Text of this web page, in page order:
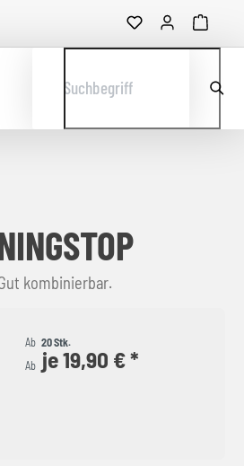
Suchbegriff
kombinierbar.
Ab 20 Stk.
Ab je 19,90 € *